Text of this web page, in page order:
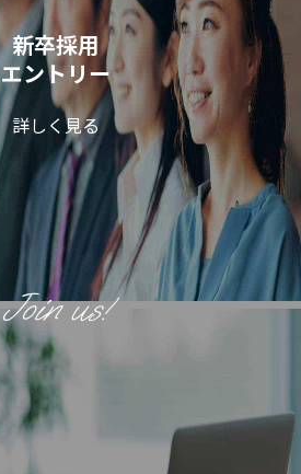
新卒採用
エントリー
詳しく見る